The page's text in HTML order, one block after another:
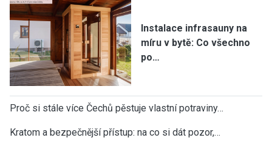
Instalace infrasauny na
míru v bytě: Co všechno
po…
Proč si stále více Čechů pěstuje vlastní potraviny…
Kratom a bezpečnější přístup: na co si dát pozor,…